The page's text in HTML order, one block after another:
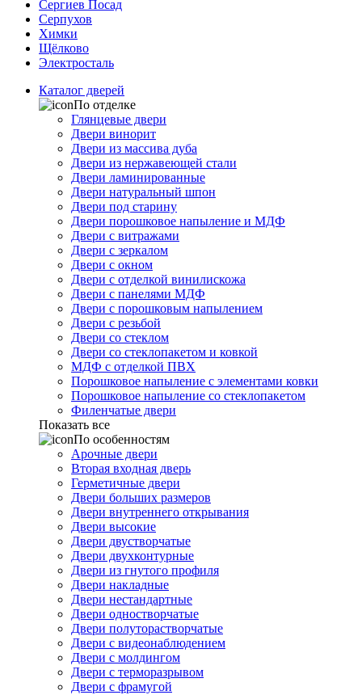
Сергиев Посад
Серпухов
Химки
Щёлково
Электросталь
Каталог дверей
По отделке
Глянцевые двери
Двери винорит
Двери из массива дуба
Двери из нержавеющей стали
Двери ламинированные
Двери натуральный шпон
Двери под старину
Двери порошковое напыление и МДФ
Двери с витражами
Двери с зеркалом
Двери с окном
Двери с отделкой винилискожа
Двери с панелями МДФ
Двери с порошковым напылением
Двери с резьбой
Двери со стеклом
Двери со стеклопакетом и ковкой
МДФ с отделкой ПВХ
Порошковое напыление с элементами ковки
Порошковое напыление со стеклопакетом
Филенчатые двери
Показать все
По особенностям
Арочные двери
Вторая входная дверь
Герметичные двери
Двери больших размеров
Двери внутреннего открывания
Двери высокие
Двери двустворчатые
Двери двухконтурные
Двери из гнутого профиля
Двери накладные
Двери нестандартные
Двери одностворчатые
Двери полуторастворчатые
Двери с видеонаблюдением
Двери с молдингом
Двери с терморазрывом
Двери с фрамугой